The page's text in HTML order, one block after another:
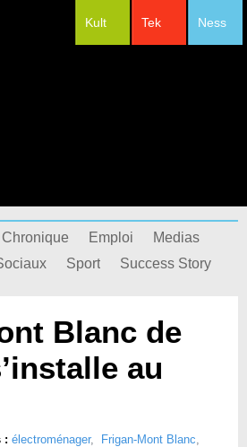
Ness
Tek
Kult
Chronique Emploi
Medias
Sport Success Story
Blanc de
au
: électroménager, Frigan-Mont Blanc,